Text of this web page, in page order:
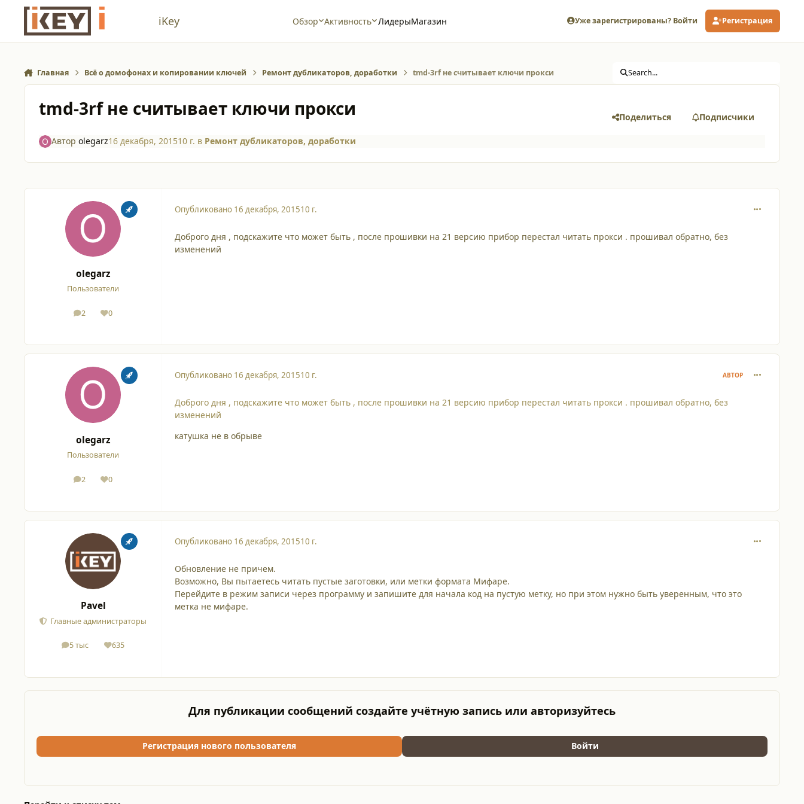
Перейти к содержанию
iKey Обзор Активность ЛидерыМагазин Уже зарегистрированы? Войти Регистрация
Главная Всё о домофонах и копировании ключей Ремонт дубликаторов, доработки tmd-3rf не считывает ключи прокси Search...
tmd-3rf не считывает ключи прокси Поделиться Подписчики
Автор olegarz16 декабря, 201510 г. в Ремонт дубликаторов, доработки
olegarz
Пользователи
2
сообщения
0
Репутация
Опубликовано 16 декабря, 201510 г.
Доброго дня , подскажите что может быть , после прошивки на 21 версию прибор перестал читать прокси . прошивал обратно, без
изменений
olegarz
Пользователи
2
сообщения
0
Репутация
Опубликовано 16 декабря, 201510 г. АВТОР
Доброго дня , подскажите что может быть , после прошивки на 21 версию прибор перестал читать прокси . прошивал обратно, без
изменений
катушка не в обрыве
Pavel
Главные администраторы
5 тыс
сообщения635
Репутация
Опубликовано 16 декабря, 201510 г.
Обновление не причем.
Возможно, Вы пытаетесь читать пустые заготовки, или метки формата Мифаре.
Перейдите в режим записи через программу и запишите для начала код на пустую метку, но при этом нужно быть уверенным, что это
метка не мифаре.
Для публикации сообщений создайте учётную запись или авторизуйтесь
Регистрация нового пользователя Войти